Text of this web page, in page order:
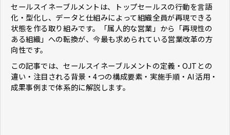
セールスイネーブルメントは、トップセールスの行動を言語
化・型化し、データと仕組みによって組織全員が再現できる
状態を作る取り組みです。「属人的な営業」から「再現性の
ある組織」への転換が、今最も求められている営業改革の方
向性です。
この記事では、セールスイネーブルメントの定義・OJTとの
違い・注目される背景・4つの構成要素・実施手順・AI活用・
成果事例まで体系的に解説します。